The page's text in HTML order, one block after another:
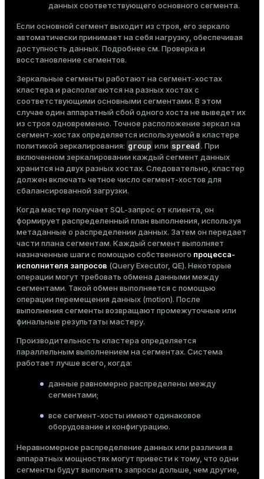
данных соответствующего основного сегмента.
Если основной сегмент выходит из строя, его зеркало
автоматически принимает на себя нагрузку, обеспечивая
доступность данных. Подробнее см. Проверка и
восстановление сегментов.
Зеркальные сегменты работают на сегмент-хостах
кластера и располагаются на разных хостах с
соответствующими основными сегментами. В этом
случае один аппаратный сбой одного хоста не выведет их
из строя одновременно. Точное расположение зеркал на
сегмент-хостах определяется используемой в кластере
политикой зеркалирования: group или spread. При
включенном зеркалировании каждый сегмент данных
хранится на двух разных хостах. Следовательно, кластер
должен включать четное число сегмент-хостов для
сбалансированной загрузки.
Когда мастер получает SQL-запрос от клиента, он
формирует распределенный план выполнения, используя
метаданные о распределении данных. Затем он передает
части плана сегментам. Каждый сегмент выполняет
назначенные шаги с помощью собственного процесса-
исполнителя запросов (Query Executor, QE). Некоторые
операции могут требовать обмена данными между
сегментами. Такой обмен выполняется с помощью
операции перемещения данных (motion). После
выполнения сегменты возвращают промежуточные или
финальные результаты мастеру.
Производительность кластера определяется
параллельным выполнением на сегментах. Система
работает лучше всего, когда:
данные равномерно распределены между
сегментами;
все сегмент-хосты имеют одинаковое
оборудование и конфигурацию.
Неравномерное распределение данных или различия в
аппаратных мощностях могут привести к тому, что одни
сегменты будут выполнять запросы дольше, чем другие,